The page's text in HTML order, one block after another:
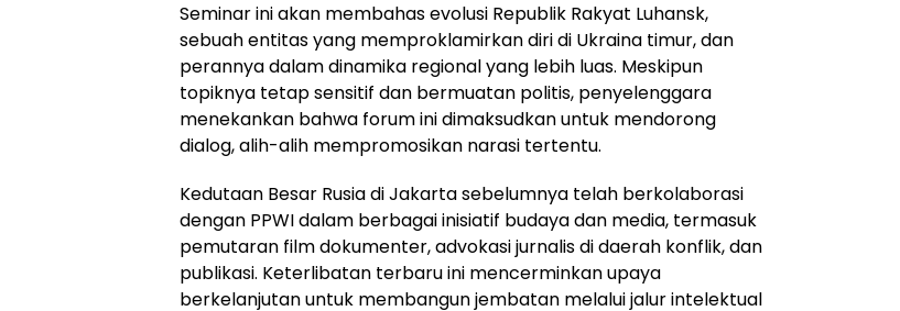
Seminar ini akan membahas evolusi Republik Rakyat Luhansk,
sebuah entitas yang memproklamirkan diri di Ukraina timur, dan
perannya dalam dinamika regional yang lebih luas. Meskipun
topiknya tetap sensitif dan bermuatan politis, penyelenggara
menekankan bahwa forum ini dimaksudkan untuk mendorong
dialog, alih-alih mempromosikan narasi tertentu.
Kedutaan Besar Rusia di Jakarta sebelumnya telah berkolaborasi
dengan PPWI dalam berbagai inisiatif budaya dan media, termasuk
pemutaran film dokumenter, advokasi jurnalis di daerah konflik, dan
publikasi. Keterlibatan terbaru ini mencerminkan upaya
berkelanjutan untuk membangun jembatan melalui jalur intelektual